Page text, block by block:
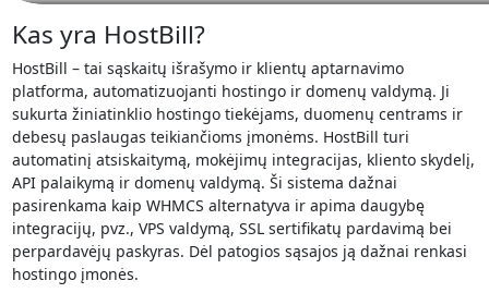
Kas yra HostBill?
HostBill – tai sąskaitų išrašymo ir klientų aptarnavimo
platforma, automatizuojanti hostingo ir domenų valdymą. Ji
sukurta žiniatinklio hostingo tiekėjams, duomenų centrams ir
debesų paslaugas teikiančioms įmonėms. HostBill turi
automatinį atsiskaitymą, mokėjimų integracijas, kliento skydelį,
API palaikymą ir domenų valdymą. Ši sistema dažnai
pasirenkama kaip WHMCS alternatyva ir apima daugybę
integracijų, pvz., VPS valdymą, SSL sertifikatų pardavimą bei
perpardavėjų paskyras. Dėl patogios sąsajos ją dažnai renkasi
hostingo įmonės.